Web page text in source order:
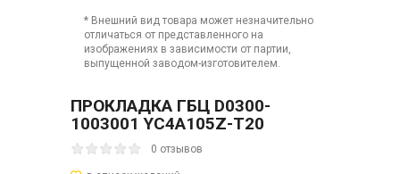
* Внешний вид товара может незначительно
отличаться от представленного на
изображениях в зависимости от партии,
выпущенной заводом-изготовителем.
ПРОКЛАДКА ГБЦ D0300-
1003001 YC4A105Z-T20
0 отзывов